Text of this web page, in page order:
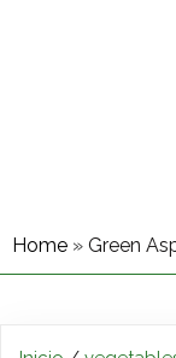
Home » Green